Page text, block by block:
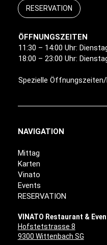
RESERVATION
ÖFFNUNGSZEITEN
11:30 – 14:00 Uhr:
18:00 – 23:00 Uhr:
Spezielle
VINATO Restaurant &
Hofstetstrasse 8
9300 Wittenbach SG
NAVIGATION
Mittag
Karten
Vinato
Events
RESERVATION